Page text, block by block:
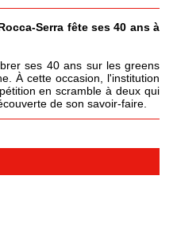
Serra fête ses 40 ans à
ses 40 ans sur les greens
À cette occasion, l'institution
en scramble à deux qui
de son savoir-faire.